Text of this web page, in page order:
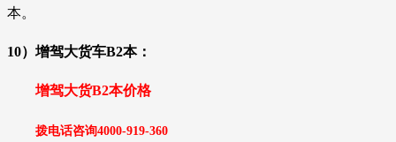
本。
10）增驾大货车B2本：
增驾大货B2本价格
拨电话咨询4000-919-360